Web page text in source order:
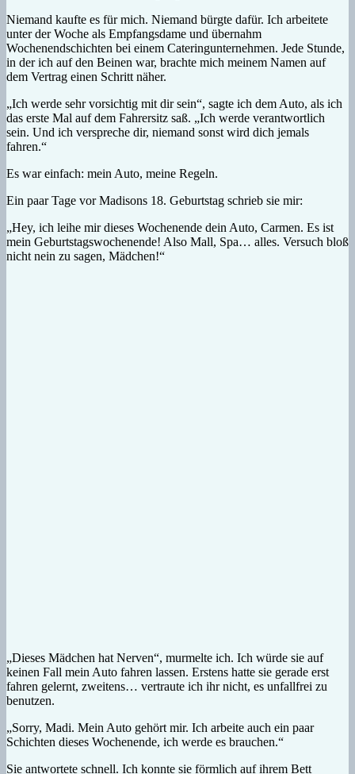
Niemand kaufte es für mich. Niemand bürgte dafür. Ich arbeitete
unter der Woche als Empfangsdame und übernahm
Wochenendschichten bei einem Cateringunternehmen. Jede Stunde,
in der ich auf den Beinen war, brachte mich meinem Namen auf
dem Vertrag einen Schritt näher.
„Ich werde sehr vorsichtig mit dir sein“, sagte ich dem Auto, als ich
das erste Mal auf dem Fahrersitz saß. „Ich werde verantwortlich
sein. Und ich verspreche dir, niemand sonst wird dich jemals
fahren.“
Es war einfach: mein Auto, meine Regeln.
Ein paar Tage vor Madisons 18. Geburtstag schrieb sie mir:
„Hey, ich leihe mir dieses Wochenende dein Auto, Carmen. Es ist
mein Geburtstagswochenende! Also Mall, Spa… alles. Versuch bloß
nicht nein zu sagen, Mädchen!“
„Dieses Mädchen hat Nerven“, murmelte ich. Ich würde sie auf
keinen Fall mein Auto fahren lassen. Erstens hatte sie gerade erst
fahren gelernt, zweitens… vertraute ich ihr nicht, es unfallfrei zu
benutzen.
„Sorry, Madi. Mein Auto gehört mir. Ich arbeite auch ein paar
Schichten dieses Wochenende, ich werde es brauchen.“
Sie antwortete schnell. Ich konnte sie förmlich auf ihrem Bett